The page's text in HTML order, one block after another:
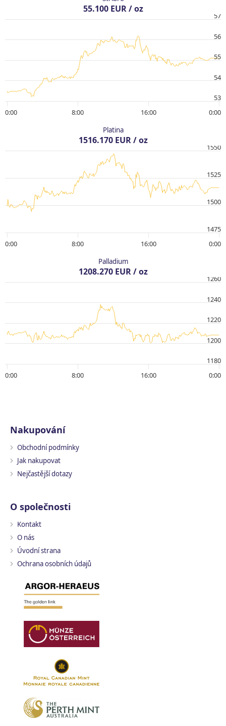
55.100 EUR / oz
0:00 8:00 16:00 0:00
53
54
55
56
57
Platina
1516.170 EUR / oz
0:00 8:00 16:00 0:00
1475
1500
1525
1550
Palladium
1208.270 EUR / oz
0:00 8:00 16:00 0:00
1180
1200
1220
1240
1260
Nakupování
Obchodní podmínky
Jak nakupovat
Nejčastější dotazy
O společnosti
Kontakt
O nás
Úvodní strana
Ochrana osobních údajů